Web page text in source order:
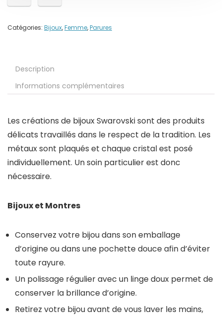
Catégories: Bijoux,Femme,Parures
Description
Informations complémentaires
Les créations de bijoux Swarovski sont des produits
délicats travaillés dans le respect de la tradition. Les
métaux sont plaqués et chaque cristal est posé
individuellement. Un soin particulier est donc
nécessaire.
Bijoux et Montres
Conservez votre bijou dans son emballage
d’origine ou dans une pochette douce afin d’éviter
toute rayure.
Un polissage régulier avec un linge doux permet de
conserver la brillance d’origine.
Retirez votre bijou avant de vous laver les mains,